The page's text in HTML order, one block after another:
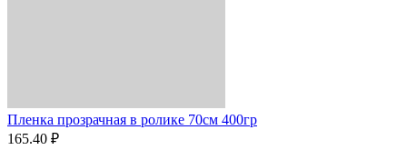
Пленка прозрачная в ролике 70см 400гр
165.40 ₽